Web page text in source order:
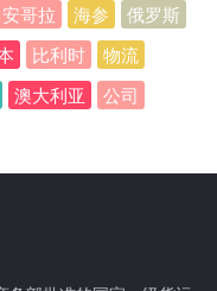
安哥拉 海参
俄罗斯
比利时
物流
澳大利亚
公司